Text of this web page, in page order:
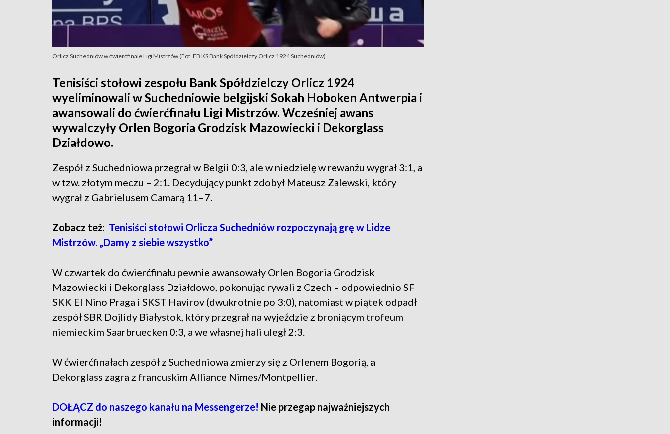
Orlicz Suchedniów w ćwierćfinale Ligi Mistrzów (Fot. FB KS Bank Spółdzielczy Orlicz 1924 Suchedniów)
Tenisiści stołowi zespołu Bank Spółdzielczy Orlicz 1924
wyeliminowali w Suchedniowie belgijski Sokah Hoboken Antwerpia i
awansowali do ćwierćfinału Ligi Mistrzów. Wcześniej awans
wywalczyły Orlen Bogoria Grodzisk Mazowiecki i Dekorglass
Działdowo.
Zespół z Suchedniowa przegrał w Belgii 0:3, ale w niedzielę w rewanżu wygrał 3:1, a
w tzw. złotym meczu – 2:1. Decydujący punkt zdobył Mateusz Zalewski, który
wygrał z Gabrielusem Camarą 11–7.
Zobacz też: Tenisiści stołowi Orlicza Suchedniów rozpoczynają grę w Lidze
Mistrzów. „Damy z siebie wszystko”
W czwartek do ćwierćfinału pewnie awansowały Orlen Bogoria Grodzisk
Mazowiecki i Dekorglass Działdowo, pokonując rywali z Czech – odpowiednio SF
SKK El Nino Praga i SKST Havirov (dwukrotnie po 3:0), natomiast w piątek odpadł
zespół SBR Dojlidy Białystok, który przegrał na wyjeździe z broniącym trofeum
niemieckim Saarbruecken 0:3, a we własnej hali uległ 2:3.
W ćwierćfinałach zespół z Suchedniowa zmierzy się z Orlenem Bogorią, a
Dekorglass zagra z francuskim Alliance Nimes/Montpellier.
DOŁĄCZ do naszego kanału na Messengerze! Nie przegap najważniejszych
informacji!